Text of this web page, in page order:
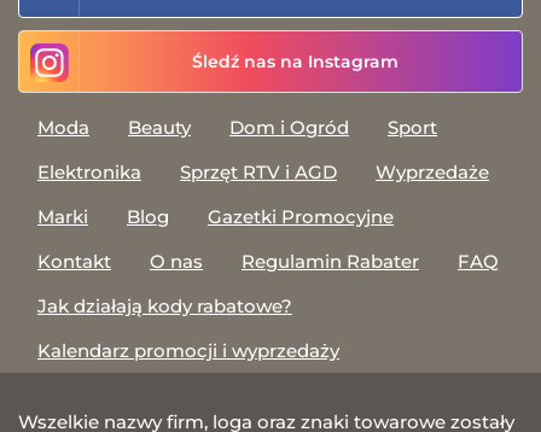
Śledź nas na Instagram
Moda Beauty Dom i Ogród
Sport
Elektronika
Sprzęt RTV i AGD
Wyprzedaże
Marki
Blog
Gazetki Promocyjne
Kontakt
O nas Regulamin Rabater
FAQ
Jak działają kody rabatowe?
Kalendarz promocji i wyprzedaży
Wszelkie nazwy firm, loga oraz znaki towarowe zostały